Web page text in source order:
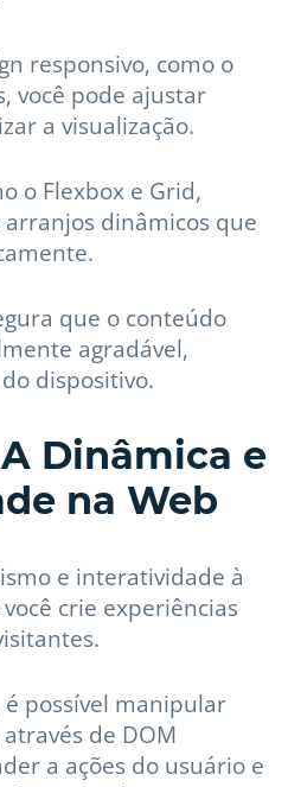
responsivo, como o
você pode ajustar
a visualização.
o Flexbox e Grid,
dinâmicos que
que o conteúdo
agradável,
dispositivo.
Dinâmica e
na Web
e interatividade à
crie experiências
é possível manipular
de DOM
a ações do usuário e